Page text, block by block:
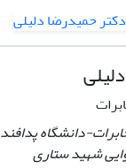
دانشگاه
شهید ستاری